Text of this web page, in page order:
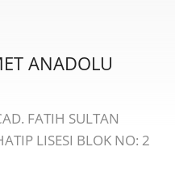
ANADOLU
FATIH SULTAN
LISESI BLOK NO: 2